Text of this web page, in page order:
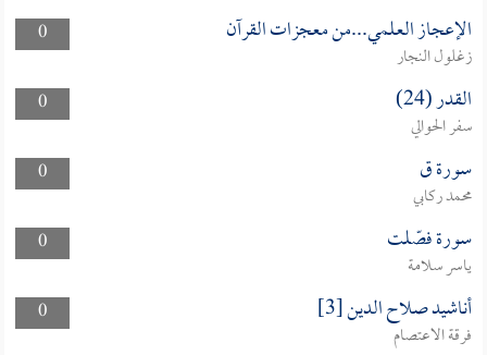
0 الإعجاز العلمي...من معجزات القرآن
زغلول النجار
0
القدر (24)
سفر الحوالي
0
سورة ق
محمد ركابي
0
سورة فصّلت
ياسر سلامة
0
أناشيد صلاح الدين [3]
فرقة الاعتصام